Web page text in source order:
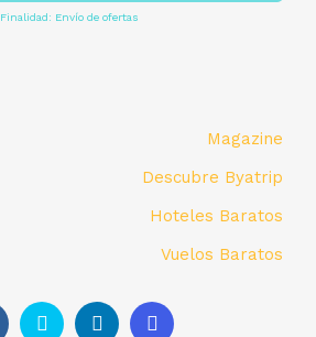
Finalidad: Envío de ofertas
Magazine
Descubre Byatrip
Hoteles Baratos
Vuelos Baratos